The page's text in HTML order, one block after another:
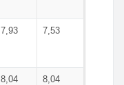
7,93 7,53
8,04 8,04